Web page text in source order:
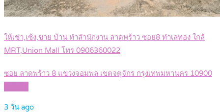
ให้เช่า,เซ้ง,ขาย บ้าน ทำสำนักงาน ลาดพร้าว ซอย8 ทำเลทอง ใกล้
MRT,Union Mall โทร 0906360022
ซอย ลาดพร้าว 8 แขวงจอมพล เขตจตุจักร กรุงเทพมหานคร 10900
3 วัน ago